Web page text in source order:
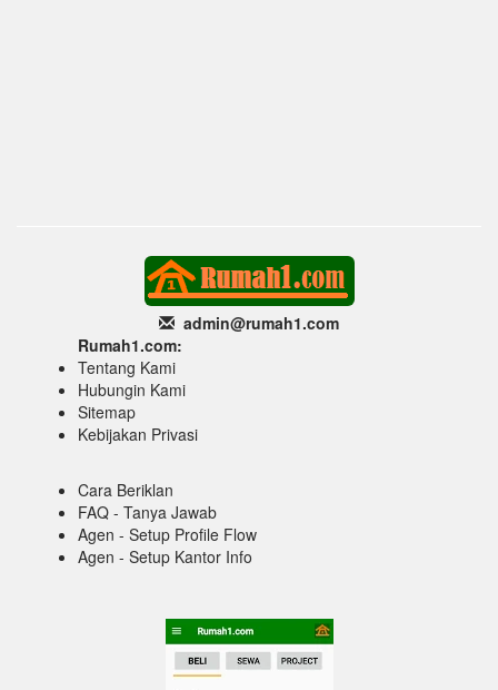
admin@rumah1.com
Rumah1.com:
Tentang Kami
Hubungin Kami
Sitemap
Kebijakan Privasi
Cara Beriklan
FAQ - Tanya Jawab
Agen - Setup Profile Flow
Agen - Setup Kantor Info